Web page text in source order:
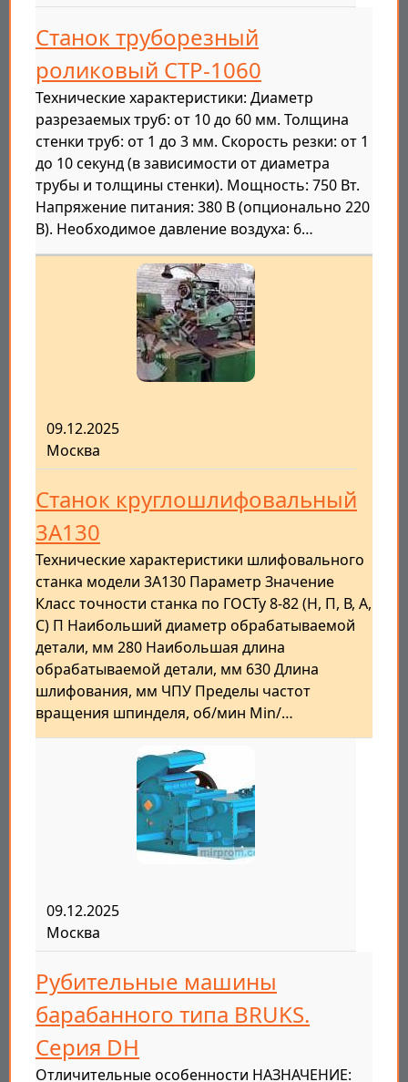
Станок труборезный
роликовый СТР-1060
Технические характеристики: Диаметр
разрезаемых труб: от 10 до 60 мм. Толщина
стенки труб: от 1 до 3 мм. Скорость резки: от 1
до 10 секунд (в зависимости от диаметра
трубы и толщины стенки). Мощность: 750 Вт.
Напряжение питания: 380 В (опционально 220
В). Необходимое давление воздуха: 6…
09.12.2025
Москва
Станок круглошлифовальный
3А130
Технические характеристики шлифовального
станка модели 3А130 Параметр Значение
Класс точности станка по ГОСТу 8-82 (Н, П, В, А,
С) П Наибольший диаметр обрабатываемой
детали, мм 280 Наибольшая длина
обрабатываемой детали, мм 630 Длина
шлифования, мм ЧПУ Пределы частот
вращения шпинделя, об/мин Min/…
09.12.2025
Москва
Рубительные машины
барабанного типа BRUKS.
Серия DH
Отличительные особенности НАЗНАЧЕНИЕ: